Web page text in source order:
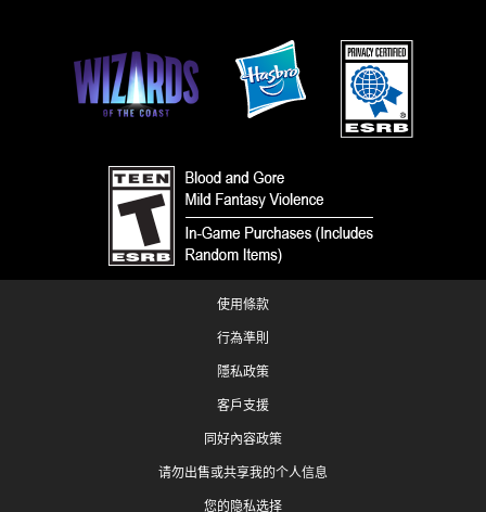
使用條款
行為準則
隱私政策
客戶支援
同好內容政策
请勿出售或共享我的个人信息
您的隐私选择